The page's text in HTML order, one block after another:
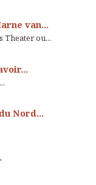
van...
Theater ou...
Nord...